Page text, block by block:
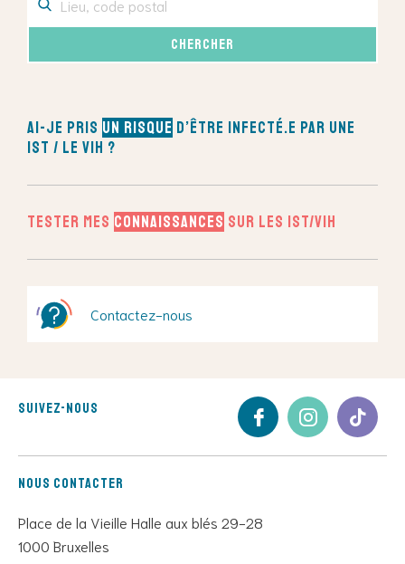
Ai-je pris un risque d’être infecté.e par une
IST / le VIH ?
Tester mes connaissances sur les IST/VIH
Contactez-nous
Suivez-nous
Nous contacter
Place de la Vieille Halle aux blés 29-28
1000 Bruxelles